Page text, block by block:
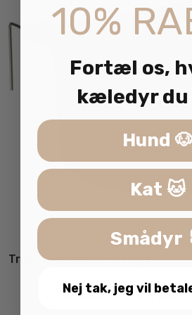
Trixie Hængeskål til fugle
19.95kr.–29.95kr.
10%
Fortæl os,
kæledyr du
Hund
Kat 🐱
Smådyr
Nej tak, jeg vil